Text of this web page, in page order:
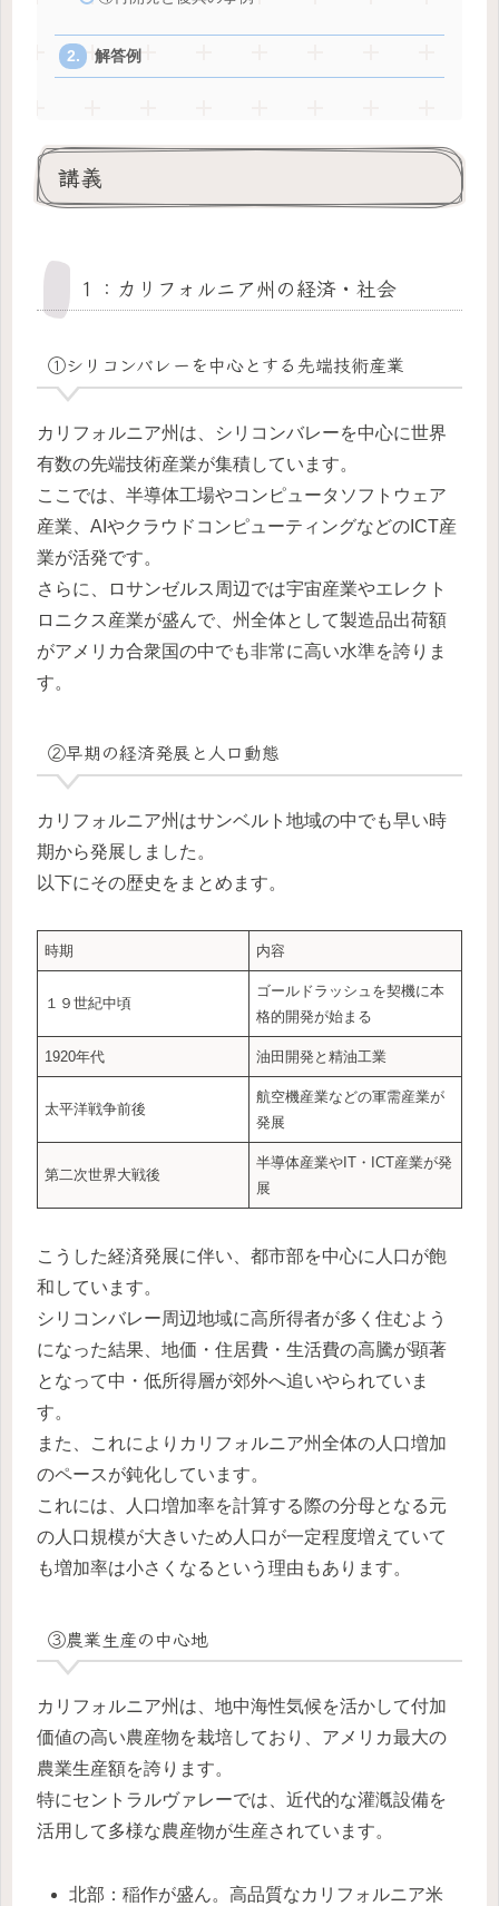
解答例
講義
１：カリフォルニア州の経済・社会
①シリコンバレーを中心とする先端技術産業
カリフォルニア州は、シリコンバレーを中心に世界
有数の先端技術産業が集積しています。
ここでは、半導体工場やコンピュータソフトウェア
産業、AIやクラウドコンピューティングなどのICT産
業が活発です。
さらに、ロサンゼルス周辺では宇宙産業やエレクト
ロニクス産業が盛んで、州全体として製造品出荷額
がアメリカ合衆国の中でも非常に高い水準を誇りま
す。
②早期の経済発展と人口動態
カリフォルニア州はサンベルト地域の中でも早い時
期から発展しました。
以下にその歴史をまとめます。
時期 内容
１９世紀中頃
ゴールドラッシュを契機に本
格的開発が始まる
1920年代 油田開発と精油工業
太平洋戦争前後
航空機産業などの軍需産業が
発展
第二次世界大戦後
半導体産業やIT・ICT産業が発
展
こうした経済発展に伴い、都市部を中心に人口が飽
和しています。
シリコンバレー周辺地域に高所得者が多く住むよう
になった結果、地価・住居費・生活費の高騰が顕著
となって中・低所得層が郊外へ追いやられていま
す。
また、これによりカリフォルニア州全体の人口増加
のペースが鈍化しています。
これには、人口増加率を計算する際の分母となる元
の人口規模が大きいため人口が一定程度増えていて
も増加率は小さくなるという理由もあります。
③農業生産の中心地
カリフォルニア州は、地中海性気候を活かして付加
価値の高い農産物を栽培しており、アメリカ最大の
農業生産額を誇ります。
特にセントラルヴァレーでは、近代的な灌漑設備を
活用して多様な農産物が生産されています。
北部：稲作が盛ん。高品質なカリフォルニア米